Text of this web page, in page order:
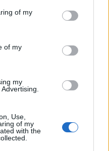
You may click to
its third-party tags to
purposes in below Google
of my
of my
my
Use,
of my
with the
Messengeren
megtaláld a